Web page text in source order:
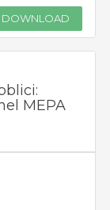
DOWNLOAD
MEPA